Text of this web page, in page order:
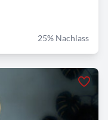
25% Nachlass